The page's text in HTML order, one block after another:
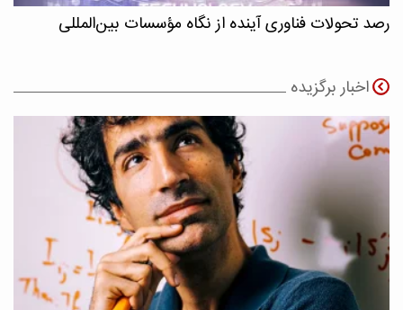
رصد تحولات فناوری آینده از نگاه مؤسسات بین‌المللی
اخبار برگزیده